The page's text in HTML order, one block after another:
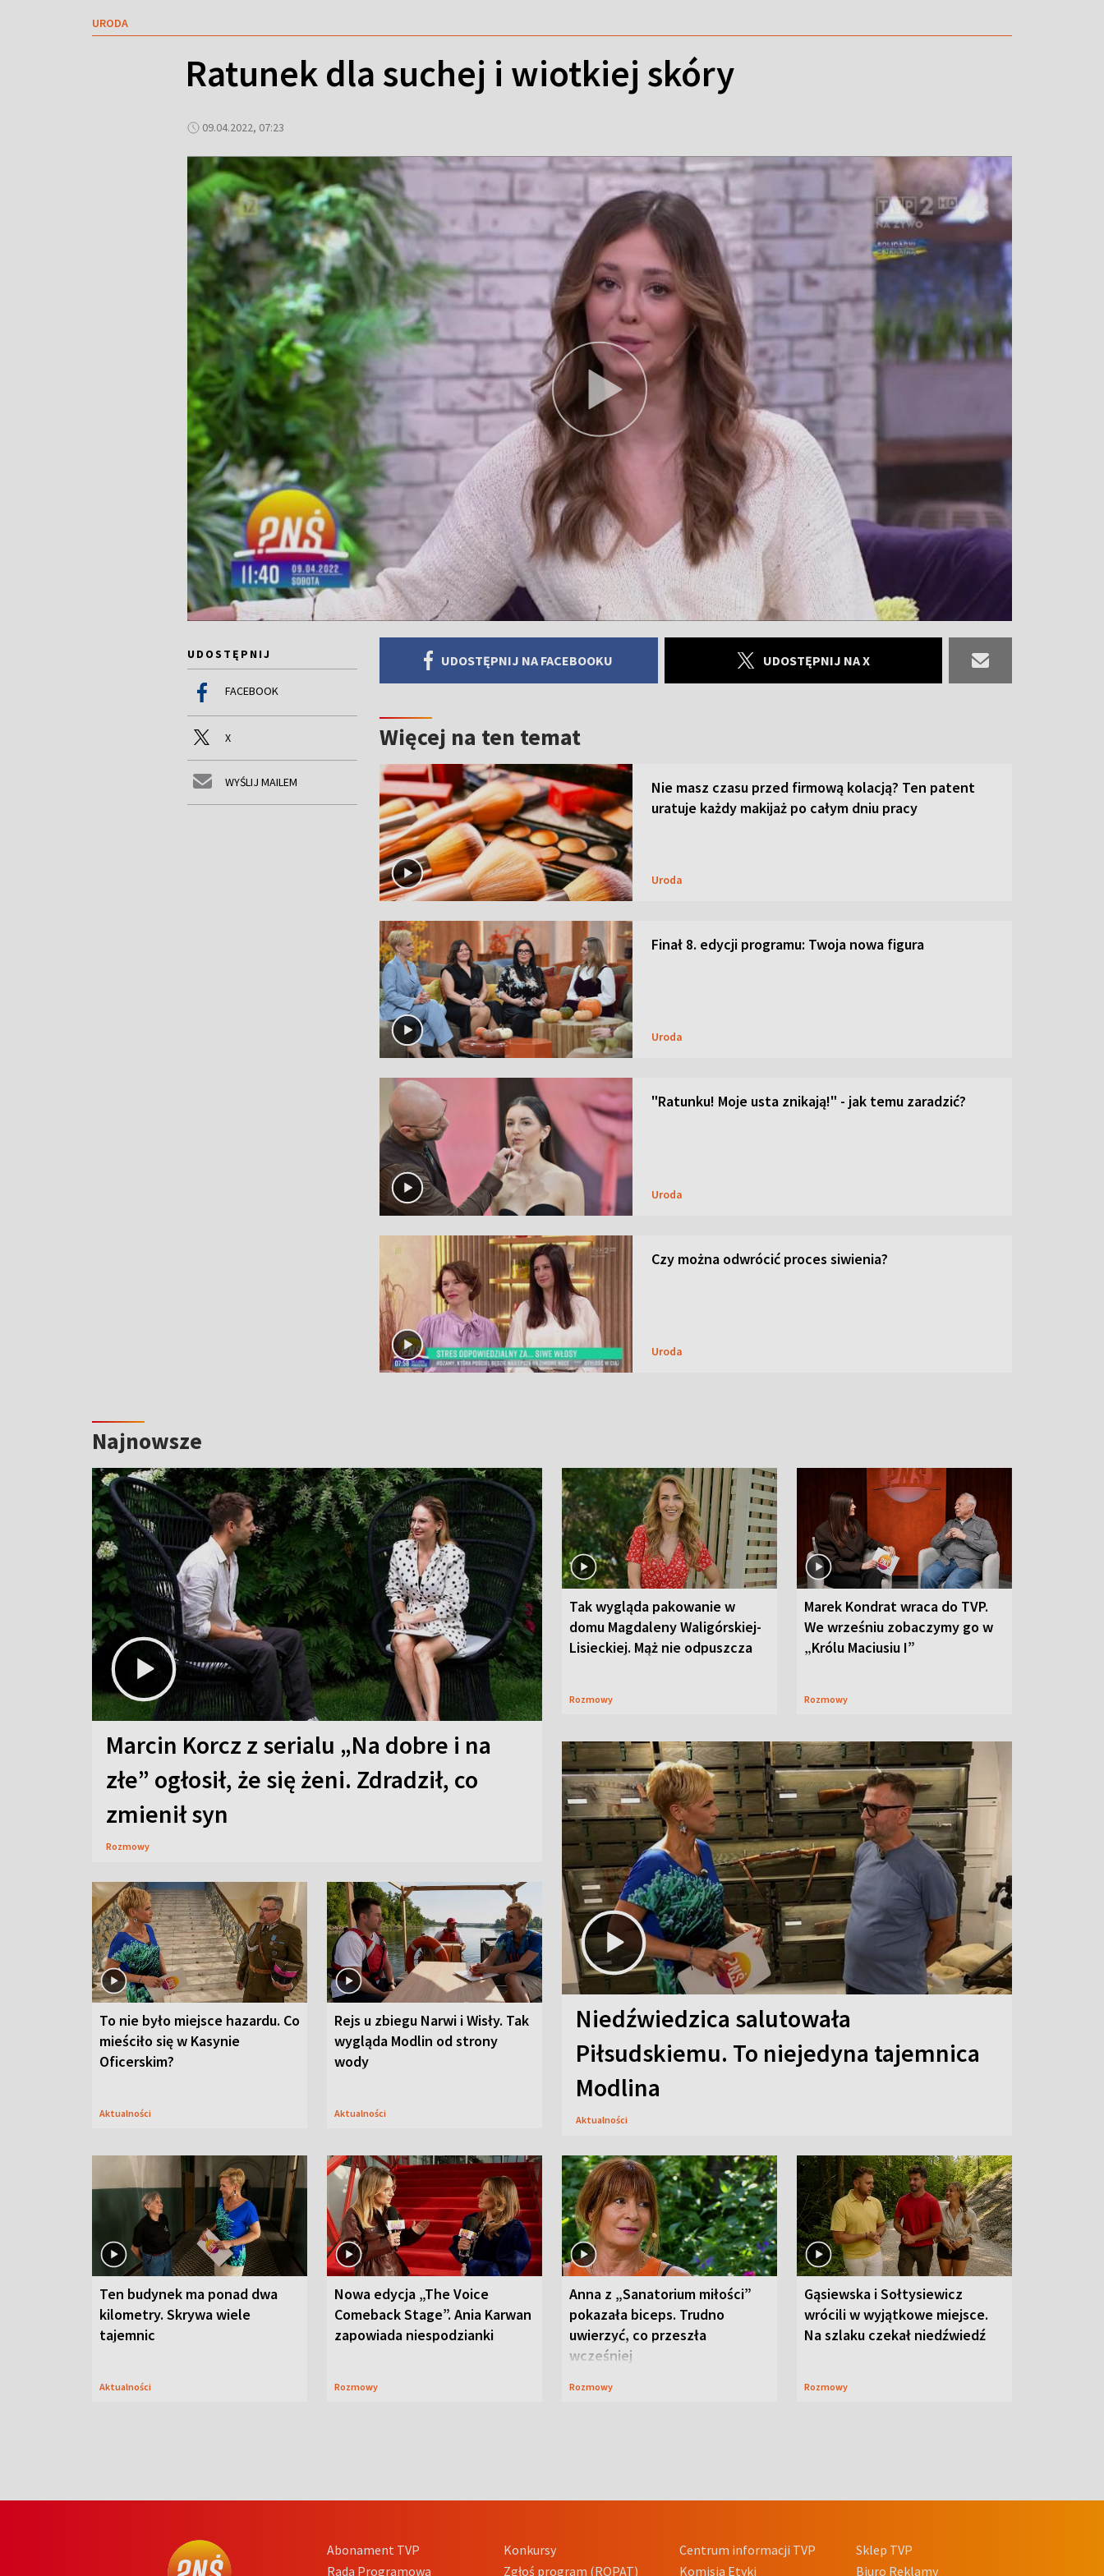
URODA
Ratunek dla suchej i wiotkiej skóry
09.04.2022, 07:23
UDOSTĘPNIJ
FACEBOOK
X
WYŚLIJ MAILEM
UDOSTĘPNIJ NA FACEBOOKU UDOSTĘPNIJ NA X
Więcej na ten temat
Nie masz czasu przed firmową kolacją? Ten patent
uratuje każdy makijaż po całym dniu pracy
Uroda
Finał 8. edycji programu: Twoja nowa figura
Uroda
"Ratunku! Moje usta znikają!" - jak temu zaradzić?
Uroda
Czy można odwrócić proces siwienia?
Uroda
Najnowsze
Marcin Korcz z serialu „Na dobre i na
złe” ogłosił, że się żeni. Zdradził, co
zmienił syn
Rozmowy
Tak wygląda pakowanie w
domu Magdaleny Waligórskiej-
Lisieckiej. Mąż nie odpuszcza
Rozmowy
Marek Kondrat wraca do TVP.
We wrześniu zobaczymy go w
„Królu Maciusiu I”
Rozmowy
To nie było miejsce hazardu. Co
mieściło się w Kasynie
Oficerskim?
Aktualności
Rejs u zbiegu Narwi i Wisły. Tak
wygląda Modlin od strony
wody
Aktualności
Niedźwiedzica salutowała
Piłsudskiemu. To niejedyna tajemnica
Modlina
Aktualności
Ten budynek ma ponad dwa
kilometry. Skrywa wiele
tajemnic
Aktualności
Nowa edycja „The Voice
Comeback Stage”. Ania Karwan
zapowiada niespodzianki
Rozmowy
Anna z „Sanatorium miłości”
pokazała biceps. Trudno
uwierzyć, co przeszła
wcześniej
Rozmowy
Gąsiewska i Sołtysiewicz
wrócili w wyjątkowe miejsce.
Na szlaku czekał niedźwiedź
Rozmowy
Abonament TVP
Rada Programowa
Konkursy
Zgłoś program (ROPAT)
Centrum informacji TVP
Komisja Etyki
Sklep TVP
Biuro Reklamy